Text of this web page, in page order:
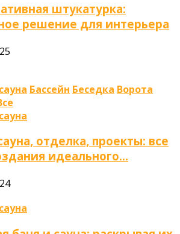
штукатурка:
решение для интерьера
Бассейн Беседка Ворота
отделка, проекты: все
идеального…